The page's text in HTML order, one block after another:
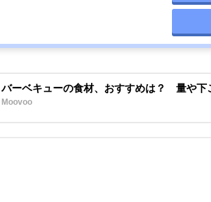
バーベキューの食材、おすすめは？ 量や下
Moovoo